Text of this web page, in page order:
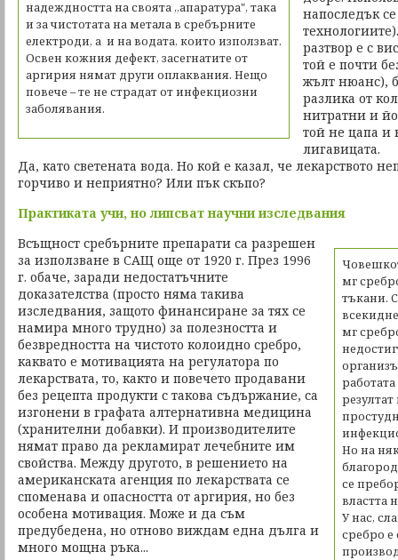
надеждността на своята „апаратура", така
и за чистотата на метала в сребърните
електроди, а и на водата, които използват.
Освен кожния дефект, засегнатите от
аргирия нямат други оплаквания. Нещо
повече – те не страдат от инфекциозни
заболявания.
напоследък
разтвор е с
той е почти
жълт нюанс),
разлика от
нитратни и
той не цапа и
лигавицата.
Да, като светената вода. Но кой е казал, че лекарството
горчиво и неприятно? Или пък скъпо?
Практиката учи, но липсват научни изследвания
мг
тъкани.
мг
Но на
се
властта
У нас,
сребро е
Всъщност сребърните препарати са разрешен
за използване в САЩ още от 1920 г. През 1996
г. обаче, заради недостатъчните
доказателства (просто няма такива
изследвания, защото финансиране за тях се
намира много трудно) за полезността и
безвредността на чистото колоидно сребро,
каквато е мотивацията на регулатора по
лекарствата, то, както и повечето продавани
без рецепта продукти с такова съдържание, са
изгонени в графата алтернативна медицина
(хранителни добавки). И производителите
нямат право да рекламират лечебните им
свойства. Между другото, в решението на
американската агенция по лекарствата се
споменава и опасността от аргирия, но без
особена мотивация. Може и да съм
предубедена, но отново виждам една дълга и
много мощна ръка...